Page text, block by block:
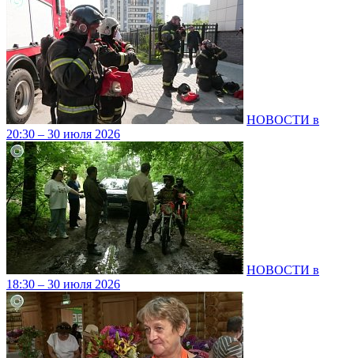
НОВОСТИ в
20:30 – 30 июля 2026
НОВОСТИ в
18:30 – 30 июля 2026